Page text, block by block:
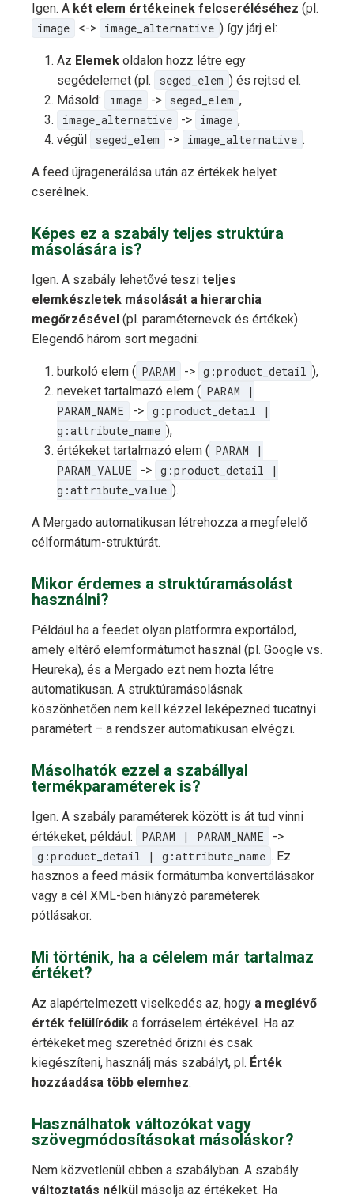
Igen. A két elem értékeinek felcseréléséhez (pl.
image
<-> image_alternative ) így járj el:
Az Elemek oldalon hozz létre egy
segédelemet (pl.
seged_elem ) és rejtsd el.
Másold:
image -> seged_elem ,
image_alternative
-> image ,
végül
seged_elem -> image_alternative .
A feed újragenerálása után az értékek helyet
cserélnek.
Képes ez a szabály teljes struktúra
másolására is?
Igen. A szabály lehetővé teszi teljes
elemkészletek másolását a hierarchia
megőrzésével (pl. paraméternevek és értékek).
Elegendő három sort megadni:
burkoló elem ( PARAM -> g:product_detail ),
neveket tartalmazó elem ( PARAM |
PARAM_NAME
-> g:product_detail |
g:attribute_name ),
értékeket tartalmazó elem ( PARAM |
PARAM_VALUE
-> g:product_detail |
g:attribute_value ).
A Mergado automatikusan létrehozza a megfelelő
célformátum-struktúrát.
Mikor érdemes a struktúramásolást
használni?
Például ha a feedet olyan platformra exportálod,
amely eltérő elemformátumot használ (pl. Google vs.
Heureka), és a Mergado ezt nem hozta létre
automatikusan. A struktúramásolásnak
köszönhetően nem kell kézzel leképezned tucatnyi
paramétert – a rendszer automatikusan elvégzi.
Másolhatók ezzel a szabállyal
termékparaméterek is?
Igen. A szabály paraméterek között is át tud vinni
értékeket, például:
PARAM | PARAM_NAME
->
g:product_detail | g:attribute_name . Ez
hasznos a feed másik formátumba konvertálásakor
vagy a cél XML-ben hiányzó paraméterek
pótlásakor.
Mi történik, ha a célelem már tartalmaz
értéket?
Az alapértelmezett viselkedés az, hogy a meglévő
érték felülíródik a forráselem értékével. Ha az
értékeket meg szeretnéd őrizni és csak
kiegészíteni, használj más szabályt, pl. Érték
hozzáadása több elemhez.
Használhatok változókat vagy
szövegmódosításokat másoláskor?
Nem közvetlenül ebben a szabályban. A szabály
változtatás nélkül másolja az értékeket. Ha